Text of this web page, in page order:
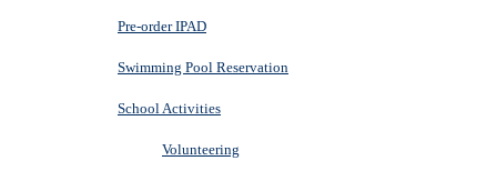
Pre-order IPAD
Swimming Pool Reservation
School Activities
Volunteering